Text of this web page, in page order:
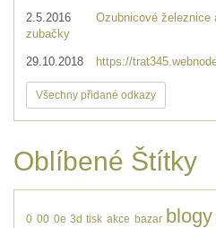
2.5.2016
Ozubnicové železnice
zubačky
29.10.2018 https://
Všechny přidané odkazy
Oblíbené Štítky
0 00 0e 3d tisk akce bazar blogy